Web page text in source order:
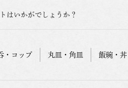
はいかがでしょうか？
・コップ 丸皿・角皿 飯碗・丼